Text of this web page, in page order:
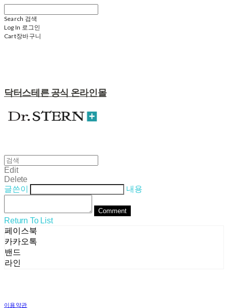
Search 검색
Log In 로그인
Cart장바구니
닥터스테른 공식 온라인몰
Edit
Delete
글쓴이
내용
Comment
Return To List
페이스북
카카오톡
밴드
라인
이용약관